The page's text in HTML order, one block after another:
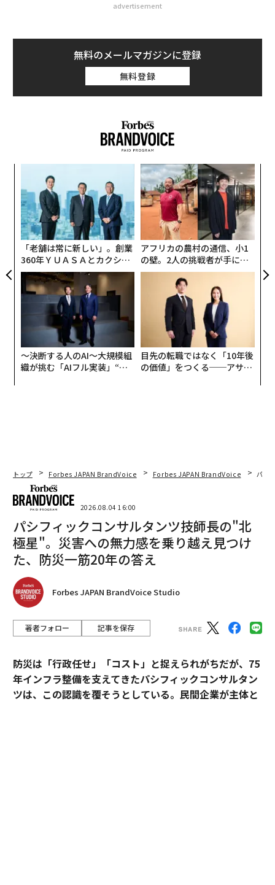
advertisement
無料のメールマガジンに登録
無料登録
「老舗は常に新しい」。創業
360年ＹＵＡＳＡとカクシン
CEO田尻望が語る、AIを超え
る人の価値
アフリカの農村の通信、小1
の壁。2人の挑戦者が手にし
た「次なる武器」
〜決断する人のAI〜大規模組
織が挑む「AIフル実装」“使
目先の転職ではなく「10年後
の価値」をつくる──アサイ
トップ Forbes JAPAN BrandVoice Forbes JAPAN BrandVoice パシ
2026.08.04 16:00
パシフィックコンサルタンツ技師長の"北
極星"。災害への無力感を乗り越え見つけ
た、防災一筋20年の答え
Forbes JAPAN BrandVoice Studio
著者フォロー 記事を保存
防災は「行政任せ」「コスト」と捉えられがちだが、75
年インフラ整備を支えてきたパシフィックコンサルタン
ツは、この認識を覆そうとしている。民間企業が主体と